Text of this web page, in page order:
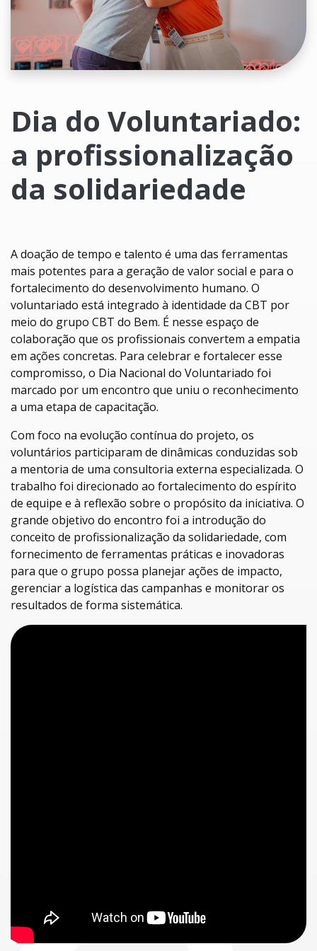
Dia do Voluntariado:
a profissionalização
da solidariedade
A doação de tempo e talento é uma das ferramentas
mais potentes para a geração de valor social e para o
fortalecimento do desenvolvimento humano. O
voluntariado está integrado à identidade da CBT por
meio do grupo CBT do Bem. É nesse espaço de
colaboração que os profissionais convertem a empatia
em ações concretas. Para celebrar e fortalecer esse
compromisso, o Dia Nacional do Voluntariado foi
marcado por um encontro que uniu o reconhecimento
a uma etapa de capacitação.
Com foco na evolução contínua do projeto, os
voluntários participaram de dinâmicas conduzidas sob
a mentoria de uma consultoria externa especializada. O
trabalho foi direcionado ao fortalecimento do espírito
de equipe e à reflexão sobre o propósito da iniciativa. O
grande objetivo do encontro foi a introdução do
conceito de profissionalização da solidariedade, com
fornecimento de ferramentas práticas e inovadoras
para que o grupo possa planejar ações de impacto,
gerenciar a logística das campanhas e monitorar os
resultados de forma sistemática.